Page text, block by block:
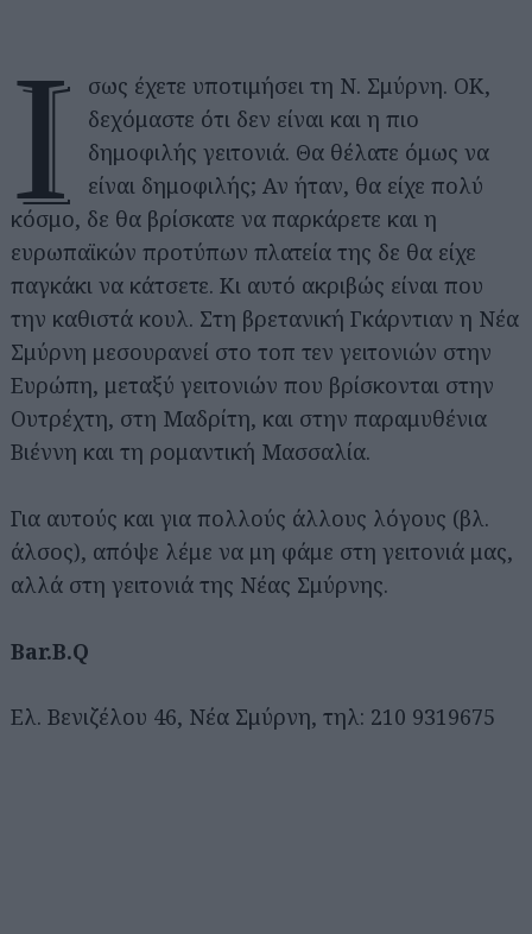
Ί
σως έχετε υποτιμήσει τη Ν. Σμύρνη. ΟΚ,
δεχόμαστε ότι δεν είναι και η πιο
δημοφιλής γειτονιά. Θα θέλατε όμως να
είναι δημοφιλής; Αν ήταν, θα είχε πολύ
κόσμο, δε θα βρίσκατε να παρκάρετε και η
ευρωπαϊκών προτύπων πλατεία της δε θα είχε
παγκάκι να κάτσετε. Κι αυτό ακριβώς είναι που
την καθιστά κουλ. Στη βρετανική Γκάρντιαν η Νέα
Σμύρνη μεσουρανεί στο τοπ τεν γειτονιών στην
Ευρώπη, μεταξύ γειτονιών που βρίσκονται στην
Ουτρέχτη, στη Μαδρίτη, και στην παραμυθένια
Βιέννη και τη ρομαντική Μασσαλία.
Για αυτούς και για πολλούς άλλους λόγους (βλ.
άλσος), απόψε λέμε να μη φάμε στη γειτονιά μας,
αλλά στη γειτονιά της Νέας Σμύρνης.
Bar.B.Q
Ελ. Βενιζέλου 46, Νέα Σμύρνη, τηλ: 210 9319675